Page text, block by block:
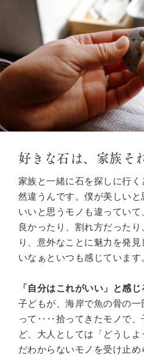
好きな石は、家族そ
家族と一緒に石を探しに行
然違うんです。僕が美しい
いいと思うモノも違ってい
良かったり、割れ方だった
り、意外なことに魅力を発
いなぁといつも感じています
「自分はこれがいい」と感
子どもが、海岸で魚の骨の
って‥‥拾ってきたモノで、
ど、大人としては「どうし
だわからないモノを受け止